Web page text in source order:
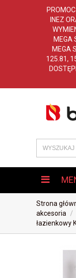
INEZ
MEGA
MEGA
125.81,
Strona
akcesoria
łazienkowy